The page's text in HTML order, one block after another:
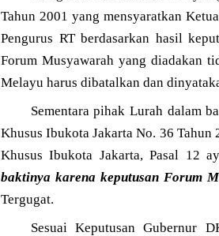
Tahun 2001 yang mensyaratkan
Pengurus RT berdasarkan hasil
Forum Musyawarah yang diadakan
Melayu harus dibatalkan dan
Sementara pihak Lurah dalam
Khusus Ibukota Jakarta No. 36 Tahun
Khusus Ibukota Jakarta, Pasal 12
baktinya karena keputusan Forum
Tergugat.
Sesuai Keputusan Gubernur